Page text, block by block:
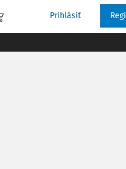
Prihlásiť